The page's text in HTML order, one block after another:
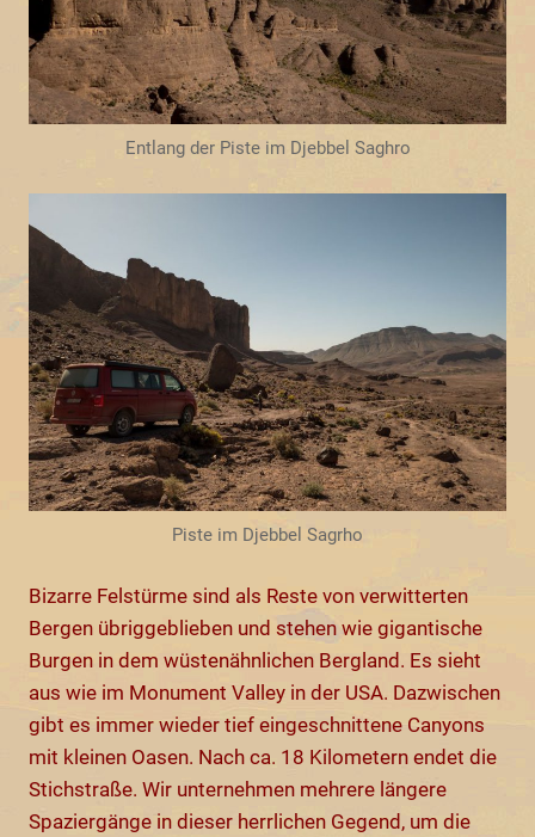
Entlang der Piste im Djebbel Saghro
Piste im Djebbel Sagrho
Bizarre Felstürme sind als Reste von verwitterten
Bergen übriggeblieben und stehen wie gigantische
Burgen in dem wüstenähnlichen Bergland. Es sieht
aus wie im Monument Valley in der USA. Dazwischen
gibt es immer wieder tief eingeschnittene Canyons
mit kleinen Oasen. Nach ca. 18 Kilometern endet die
Stichstraße. Wir unternehmen mehrere längere
Spaziergänge in dieser herrlichen Gegend, um die